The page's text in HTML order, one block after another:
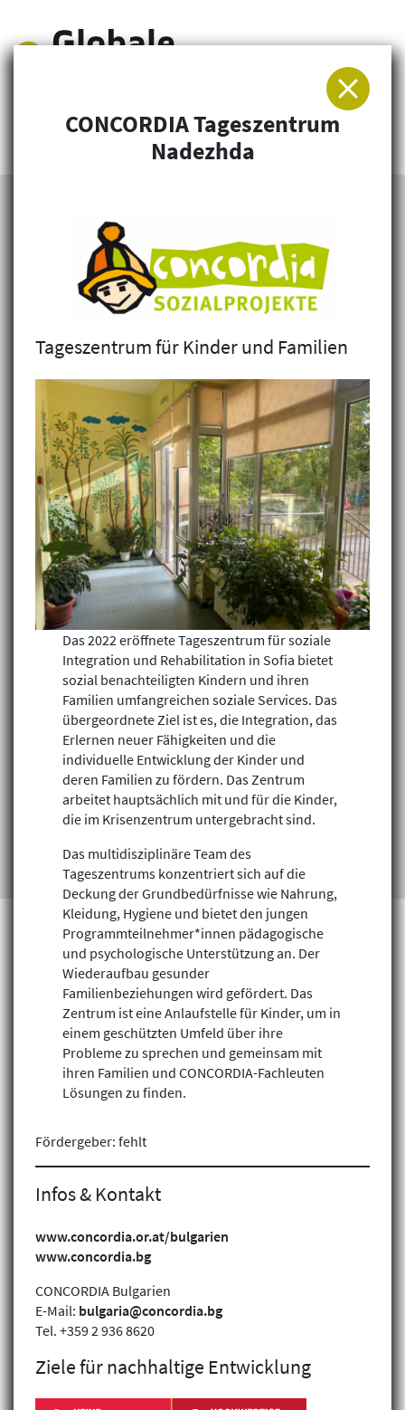
Arbeitsgemeinschaft für Entwicklung und
Projekte finden
CONCORDIA Tageszentrum
Nadezhda
Tageszentrum für Kinder und Familien
Das 2022 eröffnete Tageszentrum für soziale
Integration und Rehabilitation in Sofia bietet
sozial benachteiligten Kindern und ihren
Familien umfangreichen soziale Services. Das
übergeordnete Ziel ist es, die Integration, das
Erlernen neuer Fähigkeiten und die
individuelle Entwicklung der Kinder und
deren Familien zu fördern. Das Zentrum
arbeitet hauptsächlich mit und für die Kinder,
die im Krisenzentrum untergebracht sind.
Das multidisziplinäre Team des
Tageszentrums konzentriert sich auf die
Deckung der Grundbedürfnisse wie Nahrung,
Kleidung, Hygiene und bietet den jungen
Programmteilnehmer*innen pädagogische
und psychologische Unterstützung an. Der
Wiederaufbau gesunder
Familienbeziehungen wird gefördert. Das
Zentrum ist eine Anlaufstelle für Kinder, um in
einem geschützten Umfeld über ihre
Probleme zu sprechen und gemeinsam mit
ihren Familien und CONCORDIA-Fachleuten
Lösungen zu finden.
Fördergeber: fehlt
Infos & Kontakt
www.concordia.or.at/bulgarien
www.concordia.bg
CONCORDIA Bulgarien
E-Mail: bulgaria@concordia.bg
Tel. +359 2 936 8620
Ziele für nachhaltige Entwicklung